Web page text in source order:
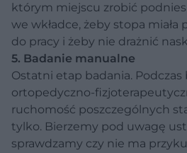
którym miejscu zrobić
we wkładce, żeby stopa miała
do pracy i żeby nie drażnić
5. Badanie manualne
Ostatni etap badania. Podczas
ortopedyczno-
ruchomość poszczególnych
tylko. Bierzemy pod uwagę
sprawdzamy czy nie ma